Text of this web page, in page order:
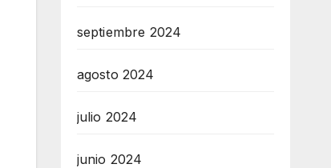
septiembre 2024
agosto 2024
julio 2024
junio 2024